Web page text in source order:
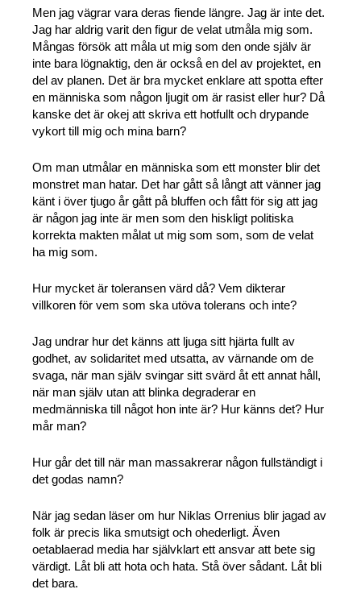
Men jag vägrar vara deras fiende längre. Jag är inte det.
Jag har aldrig varit den figur de velat utmåla mig som.
Mångas försök att måla ut mig som den onde själv är
inte bara lögnaktig, den är också en del av projektet, en
del av planen. Det är bra mycket enklare att spotta efter
en människa som någon ljugit om är rasist eller hur? Då
kanske det är okej att skriva ett hotfullt och drypande
vykort till mig och mina barn?
Om man utmålar en människa som ett monster blir det
monstret man hatar. Det har gått så långt att vänner jag
känt i över tjugo år gått på bluffen och fått för sig att jag
är någon jag inte är men som den hiskligt politiska
korrekta makten målat ut mig som som, som de velat
ha mig som.
Hur mycket är toleransen värd då? Vem dikterar
villkoren för vem som ska utöva tolerans och inte?
Jag undrar hur det känns att ljuga sitt hjärta fullt av
godhet, av solidaritet med utsatta, av värnande om de
svaga, när man själv svingar sitt svärd åt ett annat håll,
när man själv utan att blinka degraderar en
medmänniska till något hon inte är? Hur känns det? Hur
mår man?
Hur går det till när man massakrerar någon fullständigt i
det godas namn?
När jag sedan läser om hur Niklas Orrenius blir jagad av
folk är precis lika smutsigt och ohederligt. Även
oetablaerad media har självklart ett ansvar att bete sig
värdigt. Låt bli att hota och hata. Stå över sådant. Låt bli
det bara.